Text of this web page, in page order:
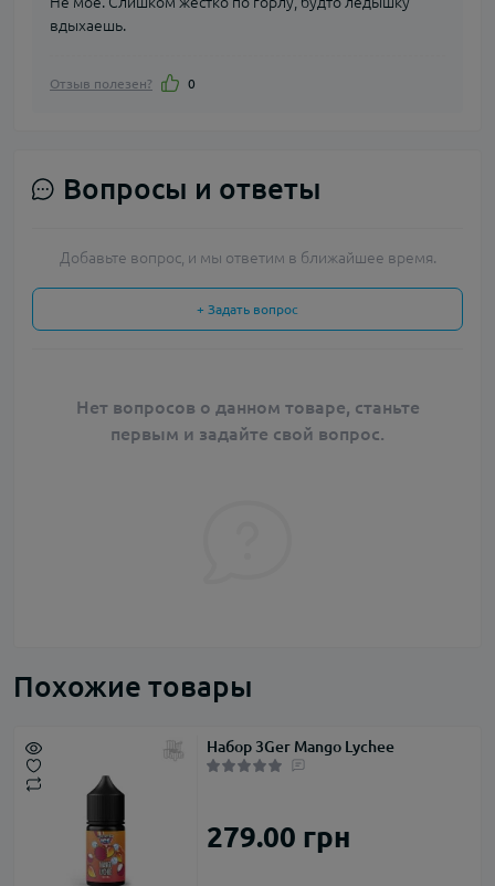
вдыхаешь.
Отзыв полезен? 0
Вопросы и ответы
Добавьте вопрос, и мы ответим в ближайшее время.
+ Задать вопрос
Нет вопросов о данном товаре, станьте
первым и задайте свой вопрос.
Похожие товары
Набор 3Ger Mango Lychee
279.00 грн